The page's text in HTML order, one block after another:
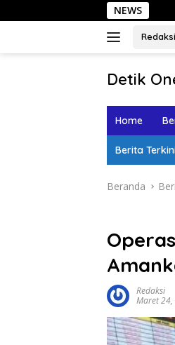
ke
NEWS
Redaksi
Detik
Ungkap
Home
Berita
Beranda
Redaksi
Maret